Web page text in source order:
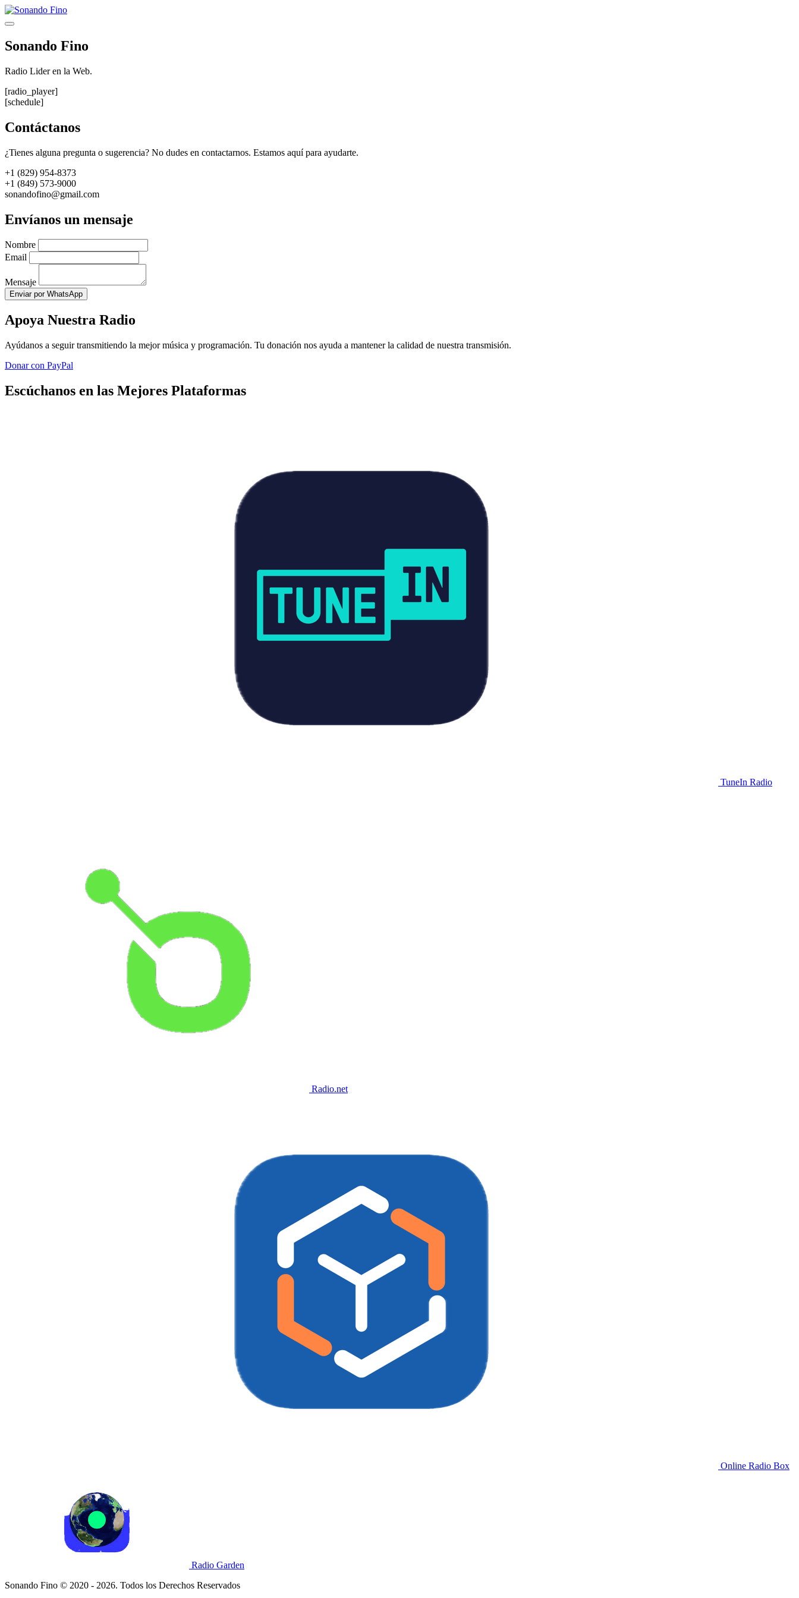
Saltar
al
Menú
Sonando Fino
Radio Lider en la Web.
[radio_player]
[schedule]
Contáctanos
¿Tienes alguna pregunta o sugerencia? No dudes en contactarnos. Estamos aquí para ayudarte.
+1 (829) 954-8373
+1 (849) 573-9000
sonandofino@gmail.com
Envíanos un mensaje
Nombre
Email
Mensaje
Enviar por WhatsApp
Apoya Nuestra Radio
Ayúdanos a seguir transmitiendo la mejor música y programación. Tu donación nos ayuda a mantener la calidad de nuestra transmisión.
Donar con PayPal
Escúchanos en las Mejores Plataformas
TuneIn Radio
Radio.net
Online Radio Box
Radio Garden
Sonando Fino © 2020 - 2026. Todos los Derechos Reservados